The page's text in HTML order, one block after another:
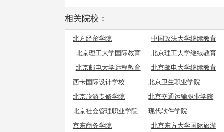
相关院校：
北方经贸学院
中国政法大学继续教育
学院
北京理工大学国际教育
学院
北京理工大学继续教育
学院
北京邮电大学远程教育
学院
北京邮电大学继续教育
学院职业教育
西卡国际设计学校
北京卫生职业学院
北京旅游专修学院
北京交通运输职业学院
北京社会管理职业学院
现代软件学院
京东商务学院
北京东方大学国际旅游